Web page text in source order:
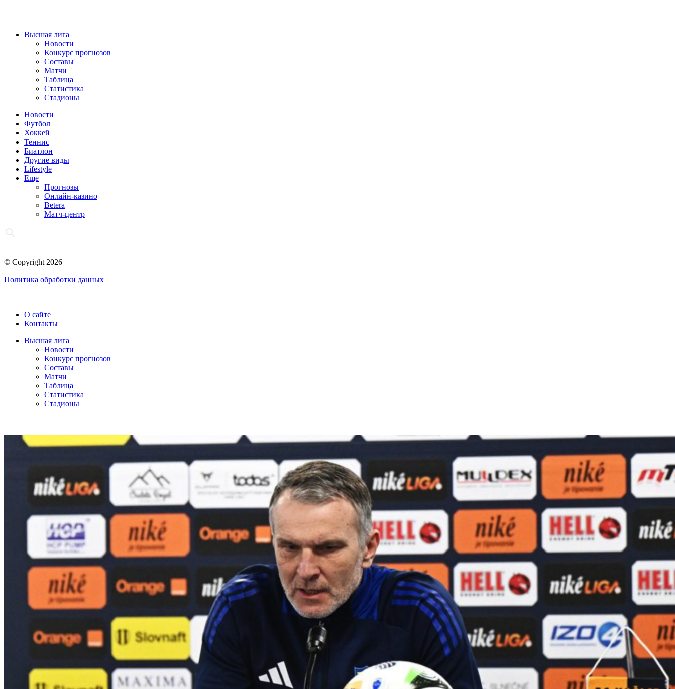
Высшая лига
Новости
Конкурс прогнозов
Составы
Матчи
Таблица
Статистика
Стадионы
Новости
Футбол
Хоккей
Теннис
Биатлон
Другие виды
Lifestyle
Еще
Прогнозы
Онлайн-казино
Betera
Матч-центр
© Copyright 2026
Политика обработки данных
О сайте
Контакты
Высшая лига
Новости
Конкурс прогнозов
Составы
Матчи
Таблица
Статистика
Стадионы